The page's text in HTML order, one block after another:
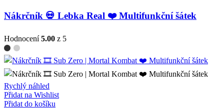
Nákrčník 💀 Lebka Real ❤️ Multifunkční šátek
Hodnocení5.00 z 5
Rychlý náhled
Přidat na Wishlist
Přidat do košíku